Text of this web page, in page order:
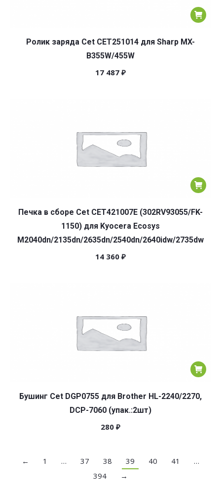
Ролик заряда Cet CET251014 для Sharp MX-
B355W/455W
17 487 ₽
Печка в сборе Cet CET421007E (302RV93055/FK-
1150) для Kyocera Ecosys
M2040dn/2135dn/2635dn/2540dn/2640idw/2735dw
14 360 ₽
Бушинг Cet DGP0755 для Brother HL-2240/2270,
DCP-7060 (упак.:2шт)
280 ₽
← 1 … 37 38 39 40 41
…
394
→